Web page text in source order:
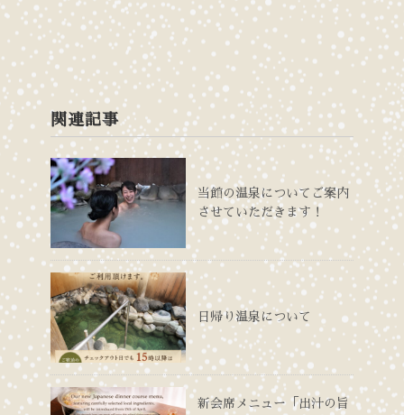
関連記事
当館の温泉についてご案内
させていただきます！
日帰り温泉について
新会席メニュー「出汁の旨